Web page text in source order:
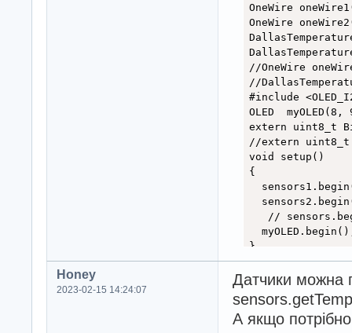
OneWire
OneWire
//OneWire
//
#include
OLED
extern uint8_t
//extern uint8_t
void setup()
{
//
}
void loop()
{
Honey
2023-02-15 14:24:07
Датчики можна
А якщо